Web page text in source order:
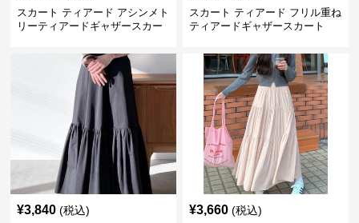
スカート ティアード アシンメト
リーティアードギャザースカー
スカート ティアード フリル重ね
ティアードギャザースカート
¥3,840 (税込) ¥3,660 (税込)